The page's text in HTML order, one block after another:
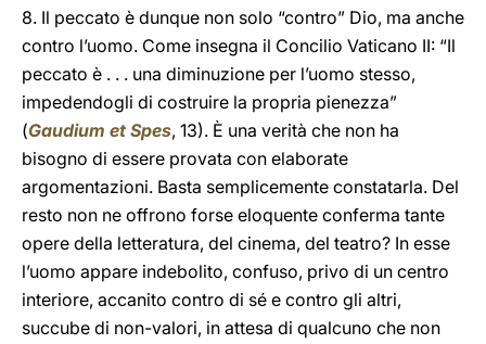
8. Il peccato è dunque non solo “contro” Dio, ma anche
contro l’uomo. Come insegna il Concilio Vaticano II: “Il
peccato è . . . una diminuzione per l’uomo stesso,
impedendogli di costruire la propria pienezza”
(Gaudium et Spes, 13). È una verità che non ha
bisogno di essere provata con elaborate
argomentazioni. Basta semplicemente constatarla. Del
resto non ne offrono forse eloquente conferma tante
opere della letteratura, del cinema, del teatro? In esse
l’uomo appare indebolito, confuso, privo di un centro
interiore, accanito contro di sé e contro gli altri,
succube di non-valori, in attesa di qualcuno che non